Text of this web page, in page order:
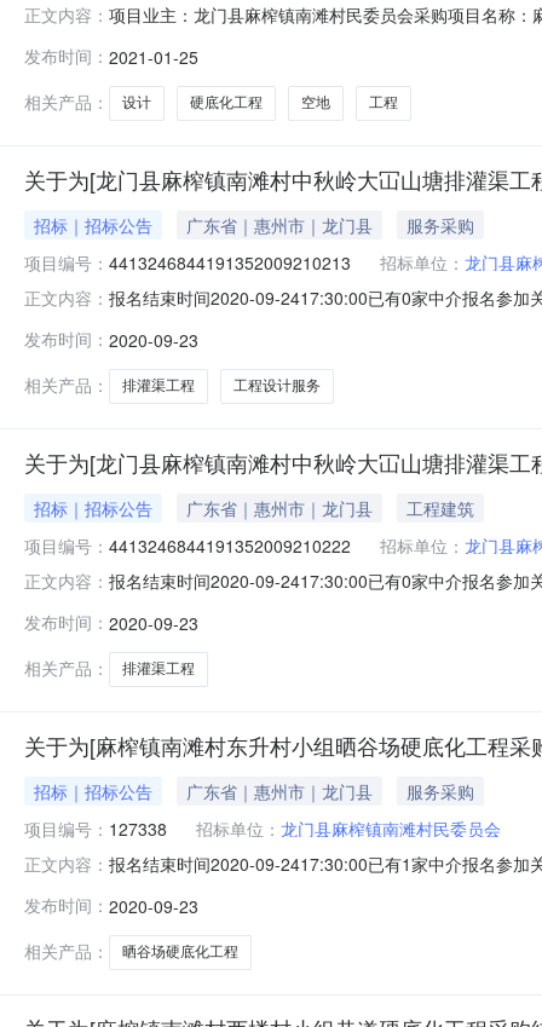
正文内容： 项目业主：龙门县麻榨镇南滩村民委员会采购项目名称
系地址：广东省惠州市地址惠州市花边岭麦地南路桥西
发布时间： 2021-01-25
相关产品：
设计 硬底化工程 空地 工程
关于为[龙门县麻榨镇南滩村中秋岭大冚山塘排灌渠
招标｜招标公告 广东省｜惠州市｜龙门县
服务采购
项目编号： 4413246844191352009210213 招标单位： 龙门县麻
正文内容： 报名结束时间2020-09-2417:30:00已有0家中介报名参加
务涉及的项目投资总额低于一定限额的中介服务采购，
中秋
发布时间： 2020-09-23
相关产品：
排灌渠工程 工程设计服务
关于为[龙门县麻榨镇南滩村中秋岭大冚山塘排灌渠
招标｜招标公告 广东省｜惠州市｜龙门县
工程建筑
项目编号： 4413246844191352009210222 招标单位： 龙门县麻
正文内容： 报名结束时间2020-09-2417:30:00已有0家中介报名参加
或中介服务涉及的项目投资总额低于一定限额的中介服
镇南
发布时间： 2020-09-23
相关产品：
排灌渠工程
关于为[麻榨镇南滩村东升村小组晒谷场硬底化工程
招标｜招标公告 广东省｜惠州市｜龙门县
服务采购
项目编号： 127338 招标单位： 龙门县麻榨镇南滩村民委员会
正文内容： 报名结束时间2020-09-2417:30:00已有1家中介报名参加
介服务涉及的项目投资总额低于一定限额的中介服务采
升村
发布时间： 2020-09-23
相关产品：
晒谷场硬底化工程